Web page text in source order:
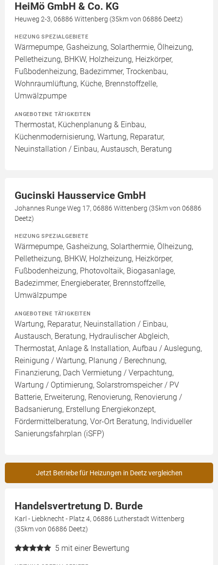
HeiMö GmbH & Co. KG
Heuweg 2-3, 06886 Wittenberg (35km von 06886 Deetz)
HEIZUNG SPEZIALGEBIETE
Wärmepumpe, Gasheizung, Solarthermie, Ölheizung,
Pelletheizung, BHKW, Holzheizung, Heizkörper,
Fußbodenheizung, Badezimmer, Trockenbau,
Wohnraumlüftung, Küche, Brennstoffzelle,
Umwälzpumpe
ANGEBOTENE TÄTIGKEITEN
Thermostat, Küchenplanung & Einbau,
Küchenmodernisierung, Wartung, Reparatur,
Neuinstallation / Einbau, Austausch, Beratung
Gucinski Hausservice GmbH
Johannes Runge Weg 17, 06886 Wittenberg (35km von 06886
Deetz)
HEIZUNG SPEZIALGEBIETE
Wärmepumpe, Gasheizung, Solarthermie, Ölheizung,
Pelletheizung, BHKW, Holzheizung, Heizkörper,
Fußbodenheizung, Photovoltaik, Biogasanlage,
Badezimmer, Energieberater, Brennstoffzelle,
Umwälzpumpe
ANGEBOTENE TÄTIGKEITEN
Wartung, Reparatur, Neuinstallation / Einbau,
Austausch, Beratung, Hydraulischer Abgleich,
Thermostat, Anlage & Installation, Aufbau / Auslegung,
Reinigung / Wartung, Planung / Berechnung,
Finanzierung, Dach Vermietung / Verpachtung,
Wartung / Optimierung, Solarstromspeicher / PV
Batterie, Erweiterung, Renovierung, Renovierung /
Badsanierung, Erstellung Energiekonzept,
Fördermittelberatung, Vor-Ort Beratung, Individueller
Sanierungsfahrplan (iSFP)
Jetzt Betriebe für Heizungen in Deetz vergleichen
Handelsvertretung D. Burde
Karl - Liebknecht - Platz 4, 06886 Lutherstadt Wittenberg
(35km von 06886 Deetz)
5 mit einer Bewertung